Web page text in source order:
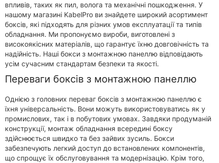
впливів, таких як пил, волога та механічні пошкодження. У
нашому магазині KabelPro ви знайдете широкий асортимент
боксів, які підходять для різних умов експлуатації та типів
обладнання. Ми пропонуємо вироби, виготовлені з
високоякісних матеріалів, що гарантує їхню довговічність та
надійність. Наші бокси з монтажною панеллю відповідають
усім сучасним стандартам безпеки та якості.
Переваги боксів з монтажною панеллю
Однією з головних переваг боксів з монтажною панеллю є
їхня універсальність. Вони можуть використовуватись як у
промислових, так і в побутових умовах. Завдяки продуманій
конструкції, монтаж обладнання всередині боксу
здійснюється швидко та без зайвих зусиль. Бокси
забезпечують легкий доступ до встановлених компонентів,
що спрощує їх обслуговування та модернізацію. Крім того,